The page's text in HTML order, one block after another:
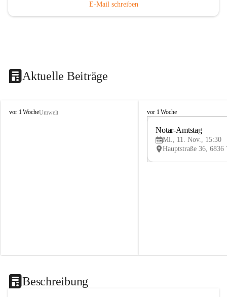
E-Mail schreiben
Aktuelle Beiträge
V
vor 1 WocheUmwelt
V
vor 1 Woche
Notar-Amtstag
Mi., 11. Nov., 15:30
Beschreibung